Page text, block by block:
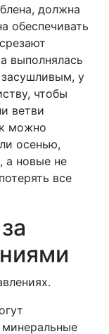
должна
обеспечивать
выполнялась
у
чтобы
ветви
можно
осенью,
а новые не
все
минеральные